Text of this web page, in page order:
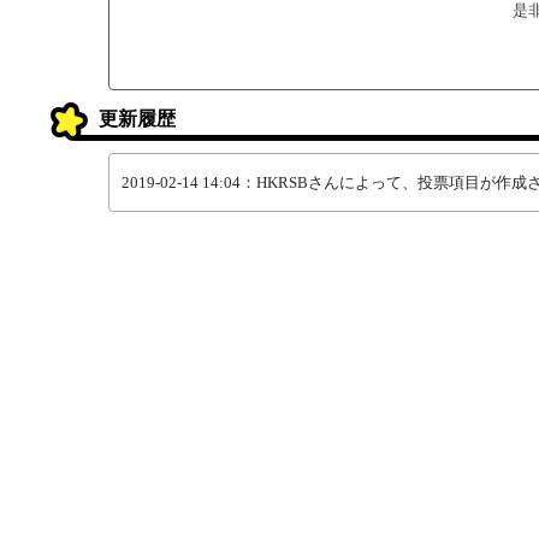
是
更新履歴
2019-02-14 14:04：HKRSBさんによって、投票項目が作成